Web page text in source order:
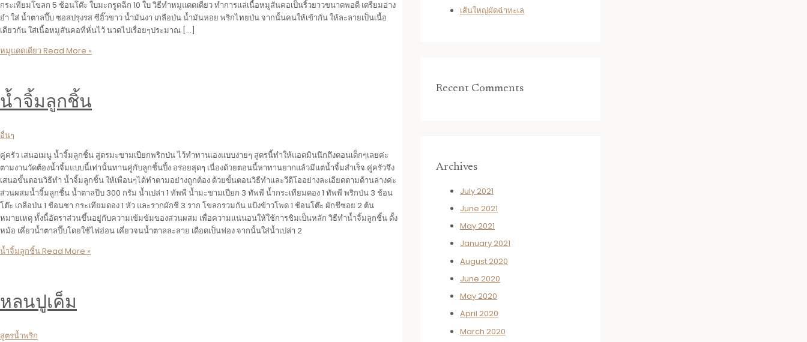
กระเทียมโขลก 5 ช้อนโต๊ะ ใบมะกรูดฉีก 10 ใบ วิธีทำหมูแดดเดียว ทำการแล่เนื้อหมูสันคอเป็นริ้วยาวขนาดพอดี เตรียมอ่าง
ยำ ใส่ น้ำตาลปี๊บ ซอสปรุงรส ซีอิ๊วขาว น้ำมันงา เกลือป่น น้ำมันหอย พริกไทยป่น จากนั้นคนให้เข้ากัน ให้ละลายเป็นเนื้อ
เดียวกัน ใส่เนื้อหมูสันคอที่หั่นไว้ นวดไปเรื่อยๆประมาณ […]
หมูแดดเดียวRead More »
น้ำจิ้มลูกชิ้น
อื่นๆ
คู่ครัว เสนอเมนู น้ำจิ้มลูกชิ้น สูตรมะขามเปียกพริกป่น ไว้ทำทานเองแบบง่ายๆ สูตรนี้ทำให้แอดมินนึกถึงตอนเด็กๆเลยค่ะ
ตามงานวัดต้องน้ำจิ้มแบบนี้เท่านั้นทานคู่กับลูกชิ้นปิ้ง อร่อยสุดๆ เนื่องด้วยตอนนี้หาทานยากแล้วมีแต่น้ำจิ้มสำเร็จ คู่ครัวจึง
เสนอขั้นตอนวิธีทำ น้ำจิ้มลูกชิ้น ให้เพื่อนๆได้ทำตามอย่างถูกต้อง ด้วยขั้นตอนวิธีทำและวีดีโออย่างละเอียดตามด้านล่างค่ะ
ส่วนผสมน้ำจิ้มลูกชิ้น น้ำตาลปีบ 300 กรัม น้ำเปล่า 1 ทัพพี น้ำมะขามเปียก 3 ทัพพี น้ำกระเทียมดอง 1 ทัพพี พริกป่น 3 ช้อน
โต๊ะ เกลือป่น 1 ช้อนชา กระเทียมดอง 1 หัว และรากผักชี 3 ราก โขลกรวมกัน แป้งข้าวโพด 1 ช้อนโต๊ะ ผักชีซอย 2 ต้น
หมายเหตุ ทั้งนี้อัตราส่วนขึ้นอยู่กับความเข้มข้มของส่วนผสม เพื่อความแน่นอนให้ใช้การชิมเป็นหลัก วิธีทำน้ำจิ้มลูกชิ้น ตั้ง
หม้อ เคี่ยวน้ำตาลปี๊บโดยใช้ไฟอ่อน เคี่ยวจนน้ำตาลละลาย เดือดเป็นฟอง จากนั้นใส่น้ำเปล่า 2
น้ำจิ้มลูกชิ้นRead More »
หลนปูเค็ม
สูตรน้ำพริก
เส้นใหญ่ผัดฉ่าทะเล
Recent Comments
Archives
July 2021
June 2021
May 2021
January 2021
August 2020
June 2020
May 2020
April 2020
March 2020